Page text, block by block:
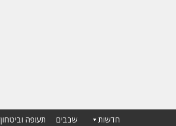
חדשות שבבים תעופה וביטחון